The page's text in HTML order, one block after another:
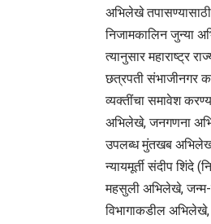
अभिलेखे
निजामकालिन जुन्‍या
त्‍यानुसार महाराष्‍ट्र
छत्रपती संभाजीनगर
व्‍यक्‍तींचा समावेश
अभिलेखे, जनगणना
उपलब्‍ध मुंतखब
न्‍यायमूर्ती संदीप शिंदे
महसुली अभिलेखे, जन्‍म-
विभागाकडील अभिलेखे,